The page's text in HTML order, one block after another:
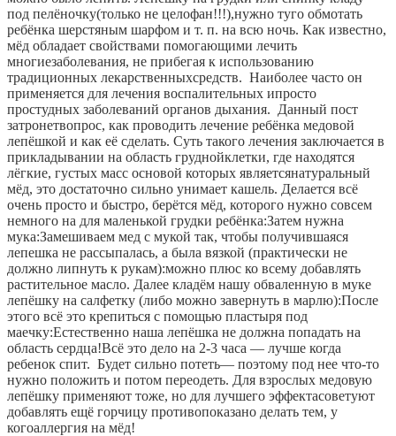
под пелёночку(только не целофан!!!),нужно туго обмотать
ребёнка шерстяным шарфом и т. п. на всю ночь. Как известно,
мёд обладает свойствами помогающими лечить
многиезаболевания, не прибегая к использованию
традиционных лекарственныхсредств.  Наиболее часто он
применяется для лечения воспалительных ипросто
простудных заболеваний органов дыхания.  Данный пост
затронетвопрос, как проводить лечение ребёнка медовой
лепёшкой и как её сделать. Суть такого лечения заключается в
прикладывании на область груднойклетки, где находятся
лёгкие, густых масс основой которых являетсянатуральный
мёд, это достаточно сильно унимает кашель. Делается всё
очень просто и быстро, берётся мёд, которого нужно совсем
немного на для маленькой грудки ребёнка:Затем нужна
мука:Замешиваем мед с мукой так, чтобы получившаяся
лепешка не рассыпалась, а была вязкой (практически не
должно липнуть к рукам):можно плюс ко всему добавлять
растительное масло. Далее кладём нашу обваленную в муке
лепёшку на салфетку (либо можно завернуть в марлю):После
этого всё это крепиться с помощью пластыря под
маечку:Естественно наша лепёшка не должна попадать на
область сердца!Всё это дело на 2-3 часа — лучше когда
ребенок спит.  Будет сильно потеть— поэтому под нее что-то
нужно положить и потом переодеть. Для взрослых медовую
лепёшку применяют тоже, но для лучшего эффектасоветуют
добавлять ещё горчицу противопоказано делать тем, у
когоаллергия на мёд!